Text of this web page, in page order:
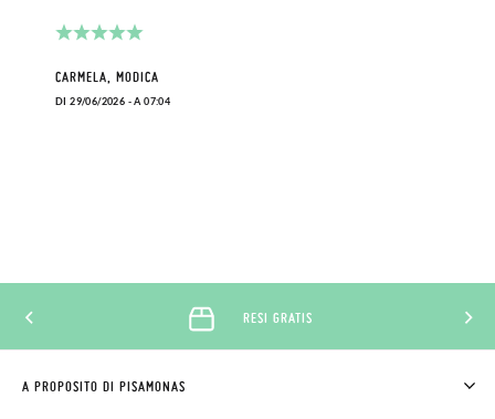
CARMELA, MODICA
DI 29/06/2026 - A 07:04
RESI GRATIS
A PROPOSITO DI PISAMONAS